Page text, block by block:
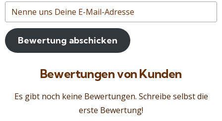
Bewertung abschicken
Bewertungen von Kunden
Es gibt noch keine Bewertungen. Schreibe selbst die
erste Bewertung!